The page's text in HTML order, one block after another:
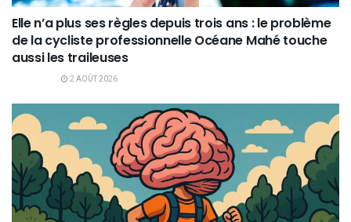
Elle n’a plus ses règles depuis trois ans : le problème
de la cycliste professionnelle Océane Mahé touche
aussi les traileuses
2 AOÛT 2026